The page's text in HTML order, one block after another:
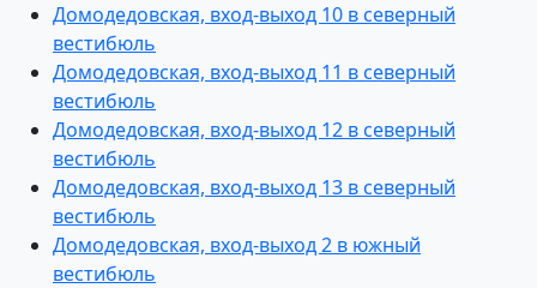
Домодедовская, вход-выход 10 в северный
вестибюль
Домодедовская, вход-выход 11 в северный
вестибюль
Домодедовская, вход-выход 12 в северный
вестибюль
Домодедовская, вход-выход 13 в северный
вестибюль
Домодедовская, вход-выход 2 в южный
вестибюль